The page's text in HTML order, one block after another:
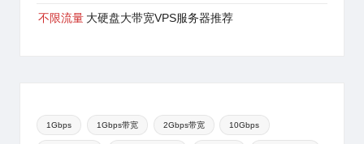
不限流量 大硬盘大带宽VPS服务器推荐
1Gbps 1Gbps带宽 2Gbps带宽 10Gbps